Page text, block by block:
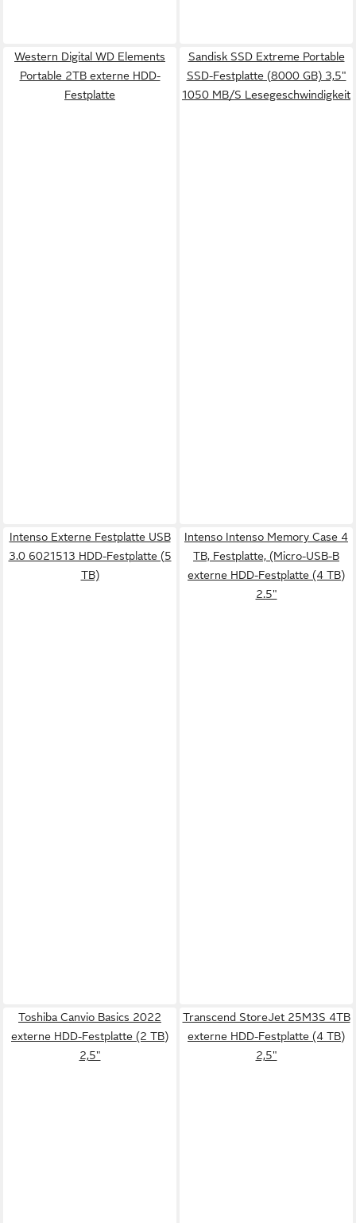
Western Digital WD Elements
Portable 2TB externe HDD-
Festplatte
Sandisk SSD Extreme Portable
SSD-Festplatte (8000 GB) 3,5"
1050 MB/S Lesegeschwindigkeit
Intenso Externe Festplatte USB
3.0 6021513 HDD-Festplatte (5
TB)
Intenso Intenso Memory Case 4
TB, Festplatte, (Micro-USB-B
externe HDD-Festplatte (4 TB)
2.5"
Toshiba Canvio Basics 2022
externe HDD-Festplatte (2 TB)
2,5"
Transcend StoreJet 25M3S 4TB
externe HDD-Festplatte (4 TB)
2,5"